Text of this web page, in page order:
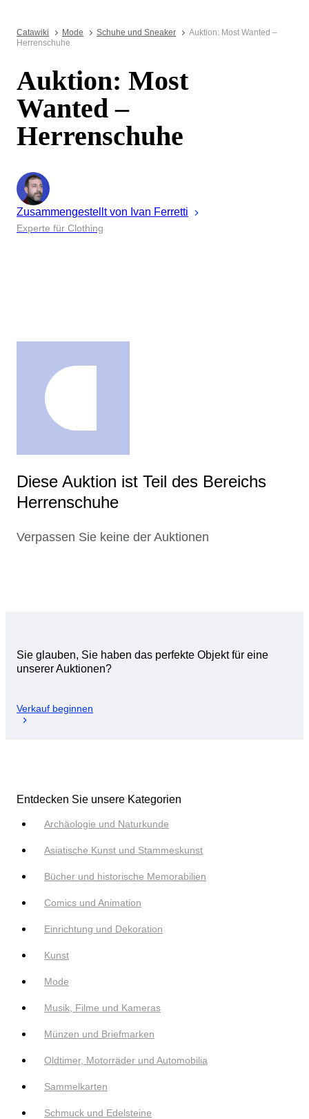
Catawiki Mode Schuhe und Sneaker
Auktion: Most Wanted –
Herrenschuhe
Auktion: Most
Wanted –
Herrenschuhe
Zusammengestellt von Ivan Ferretti
Experte für Clothing
Diese Auktion ist Teil des Bereichs
Herrenschuhe
Verpassen Sie keine der Auktionen
Sie glauben, Sie haben das perfekte Objekt für eine
unserer Auktionen?
Verkauf beginnen
Entdecken Sie unsere Kategorien
Archäologie und Naturkunde
Asiatische Kunst und Stammeskunst
Bücher und historische Memorabilien
Comics und Animation
Einrichtung und Dekoration
Kunst
Mode
Musik, Filme und Kameras
Münzen und Briefmarken
Oldtimer, Motorräder und Automobilia
Sammelkarten
Schmuck und Edelsteine